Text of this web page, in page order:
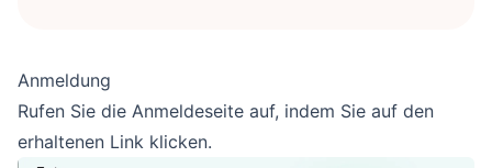
Anmeldung
Rufen Sie die Anmeldeseite auf, indem Sie auf den
erhaltenen Link klicken.